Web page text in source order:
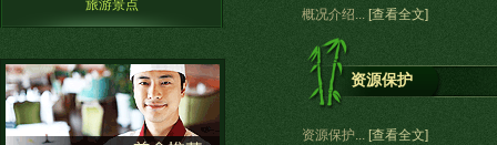
旅游景点
概况介绍... [查看全文]
资源保护
资源保护... [查看全文]